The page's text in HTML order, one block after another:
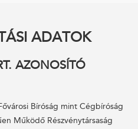
ADATOK
AZONOSÍTÓ
Bíróság mint Cégbíróság
Működő Részvénytársaság